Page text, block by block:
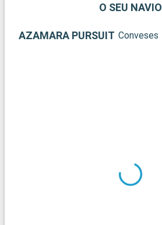
O SEU NAVIO
AZAMARA PURSUIT Conveses